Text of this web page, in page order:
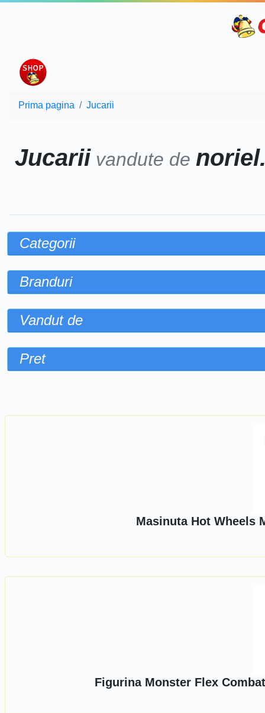
Prima pagina Jucarii
Jucarii vandute de
Categorii
Branduri
Vandut de
Pret
Masinuta Hot Wheels
Figurina Monster Flex